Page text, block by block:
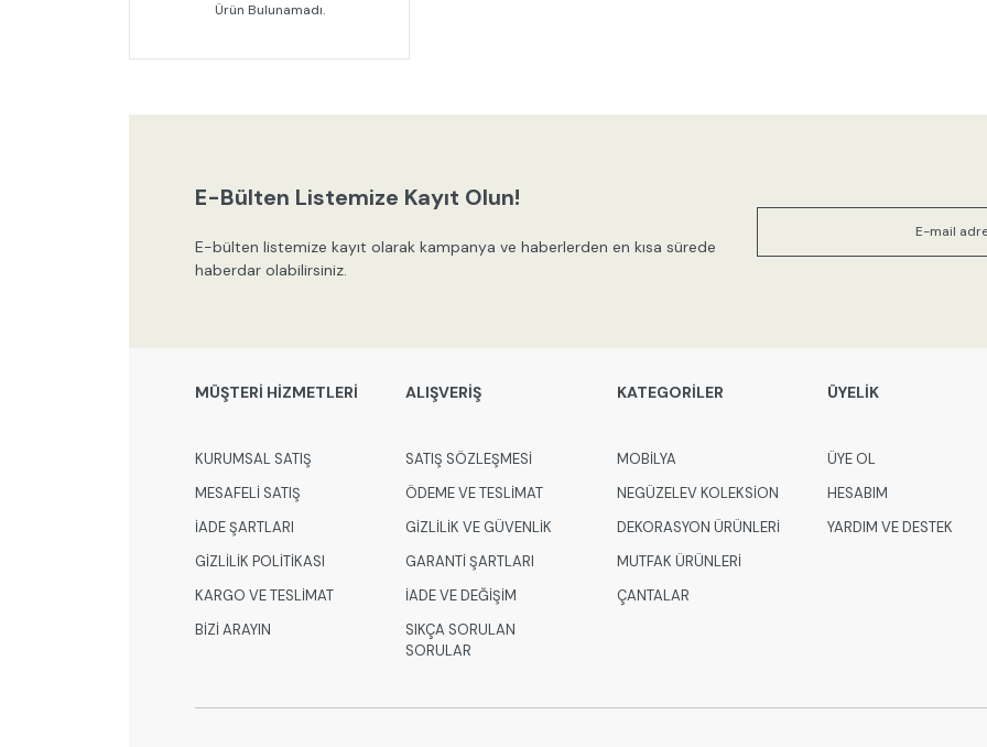
Ürün Bulunamadı.
E-Bülten Listemize Kayıt Olun!
E-bülten listemize kayıt olarak kampanya ve haberlerden en kısa sürede
haberdar olabilirsiniz.
MÜŞTERİ HİZMETLERİ
KURUMSAL SATIŞ
MESAFELİ SATIŞ
İADE ŞARTLARI
GİZLİLİK POLİTİKASI
KARGO VE TESLİMAT
BİZİ ARAYIN
ALIŞVERİŞ
SATIŞ SÖZLEŞMESİ
ÖDEME VE TESLİMAT
GİZLİLİK VE GÜVENLİK
GARANTİ ŞARTLARI
İADE VE DEĞİŞİM
SIKÇA SORULAN
SORULAR
KATEGORİLER
MOBİLYA
NEGÜZELEV KOLEKSİON
DEKORASYON ÜRÜNLERİ
MUTFAK ÜRÜNLERİ
ÇANTALAR
ÜYELİK
ÜYE OL
HESABIM
YARDIM VE DESTEK